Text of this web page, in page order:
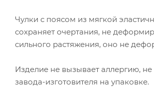
Чулки с поясом из мягкой
сохраняет очертания, не
сильного растяжения, оно не
Изделие не вызывает аллергию, не
завода-изготовителя на упаковке.